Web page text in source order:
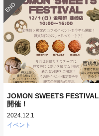
END
JOMON SWEETS FESTIVAL
開催！
2024.12.1
イベント